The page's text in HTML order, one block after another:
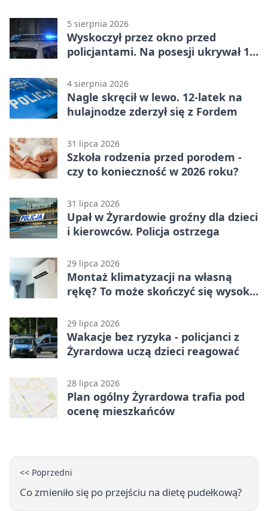
5 sierpnia 2026
Wyskoczył przez okno przed
policjantami. Na posesji ukrywał 12
4 sierpnia 2026
Nagle skręcił w lewo. 12-latek na
hulajnodze zderzył się z Fordem
31 lipca 2026
Szkoła rodzenia przed porodem -
czy to konieczność w 2026 roku?
31 lipca 2026
Upał w Żyrardowie groźny dla dzieci
i kierowców. Policja ostrzega
29 lipca 2026
Montaż klimatyzacji na własną
rękę? To może skończyć się wysoką
29 lipca 2026
Wakacje bez ryzyka - policjanci z
Żyrardowa uczą dzieci reagować
28 lipca 2026
Plan ogólny Żyrardowa trafia pod
ocenę mieszkańców
<< Poprzedni
Co zmieniło się po przejściu na dietę pudełkową?